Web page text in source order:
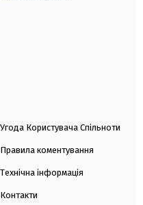
Угода Користувача Спільноти
Правила коментування
Технічна інформація
Контакти